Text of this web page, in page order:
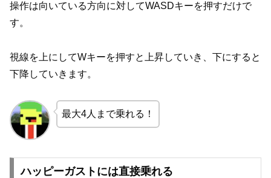
操作は向いている方向に対してWASDキーを押すだけで
す。
視線を上にしてWキーを押すと上昇していき、下にすると
下降していきます。
最大4人まで乗れる！
ハッピーガストには直接乗れる